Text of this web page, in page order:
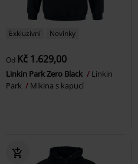
Exkluzivní Novinky
Od Kč 1.629,00
Linkin Park Zero Black
Linkin
Park
Mikina s kapucí